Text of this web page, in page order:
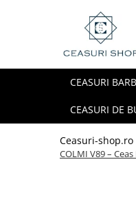
CEASURI
CEASURI DE
Ceasuri-
COLMI V89 –